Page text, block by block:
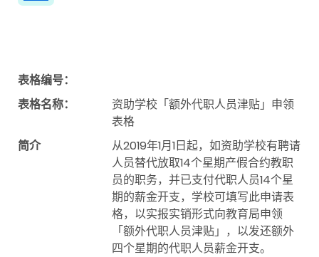
表格编号：
表格名称：
资助学校「额外代职人员津贴」申领
表格
简介
从2019年1月1日起，如资助学校有聘请
人员替代放取14个星期产假合约教职
员的职务，并已支付代职人员14个星
期的薪金开支，学校可填写此申请表
格，以实报实销形式向教育局申领
「额外代职人员津贴」，以发还额外
四个星期的代职人员薪金开支。